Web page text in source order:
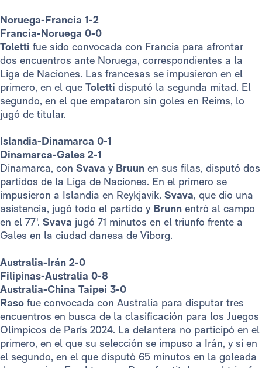
Noruega-Francia 1-2
Francia-Noruega 0-0
Toletti fue sido convocada con Francia para afrontar
dos encuentros ante Noruega, correspondientes a la
Liga de Naciones. Las francesas se impusieron en el
primero, en el que Toletti disputó la segunda mitad. El
segundo, en el que empataron sin goles en Reims, lo
jugó de titular.
Islandia-Dinamarca 0-1
Dinamarca-Gales 2-1
Dinamarca, con Svava y Bruun en sus filas, disputó dos
partidos de la Liga de Naciones. En el primero se
impusieron a Islandia en Reykjavik. Svava, que dio una
asistencia, jugó todo el partido y Brunn entró al campo
en el 77'. Svava jugó 71 minutos en el triunfo frente a
Gales en la ciudad danesa de Viborg.
Australia-Irán 2-0
Filipinas-Australia 0-8
Australia-China Taipei 3-0
Raso fue convocada con Australia para disputar tres
encuentros en busca de la clasificación para los Juegos
Olímpicos de París 2024. La delantera no participó en el
primero, en el que su selección se impuso a Irán, y sí en
el segundo, en el que disputó 65 minutos en la goleada